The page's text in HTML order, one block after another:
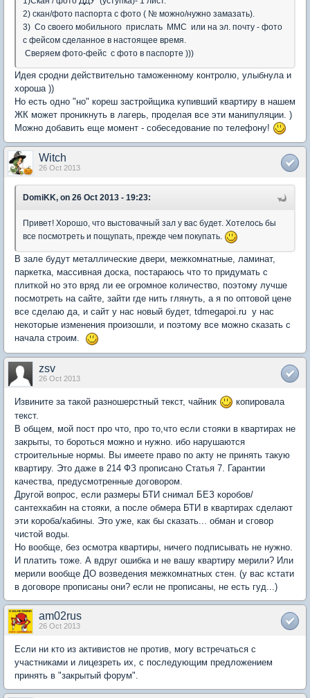
2) скан/фото паспорта с фото ( № можно/нужно замазать).
3) Со своего мобильного прислать ММС или на эл. почту - фото
с фейсом сделанное в настоящее время.
Сверяем фото-фейс с фото в паспорте )))
Идея сродни действительно таможенному контролю, улыбнула и
хороша ))
Но есть одно "но" кореш застройщика купивший квартиру в нашем
ЖК может проникнуть в лагерь, проделая все эти манипуляции. )
Можно добавить еще момент - собеседование по телефону!
Witch
26 Oct 2013
DomiKK, on 26 Oct 2013 - 19:23:
Привет! Хорошо, что выстовачный зал у вас будет. Хотелось бы
все посмотреть и пощупать, прежде чем покупать.
В зале будут металлические двери, межкомнатные, ламинат,
паркетка, массивная доска, постараюсь что то придумать с
плиткой но это вряд ли ее огромное количество, поэтому лучше
посмотреть на сайте, зайти где нить глянуть, а я по оптовой цене
все сделаю да, и сайт у нас новый будет, tdmegapoi.ru у нас
некоторые изменения произошли, и поэтому все можно сказать с
начала строим.
zsv
26 Oct 2013
Извините за такой разношерстный текст, чайник
копировала
текст.
В общем, мой пост про что, про то,что если стояки в квартирах не
закрыты, то бороться можно и нужно. ибо нарушаются
строительные нормы. Вы имеете право по акту не принять такую
квартиру. Это даже в 214 ФЗ прописано Статья 7. Гарантии
качества, предусмотренные договором.
Другой вопрос, если размеры БТИ снимал БЕЗ коробов/
сантехкабин на стояки, а после обмера БТИ в квартирах сделают
эти короба/кабины. Это уже, как бы сказать... обман и сговор
чистой воды.
Но вообще, без осмотра квартиры, ничего подписывать не нужно.
И платить тоже. А вдруг ошибка и не вашу квартиру мерили? Или
мерили вообще ДО возведения межкомнатных стен. (у вас кстати
в договоре прописаны они? если не прописаны, не есть гуд...)
am02rus
26 Oct 2013
Если ни кто из активистов не против, могу встречаться с
участниками и лицезреть их, с последующим предложением
принять в "закрытый форум".